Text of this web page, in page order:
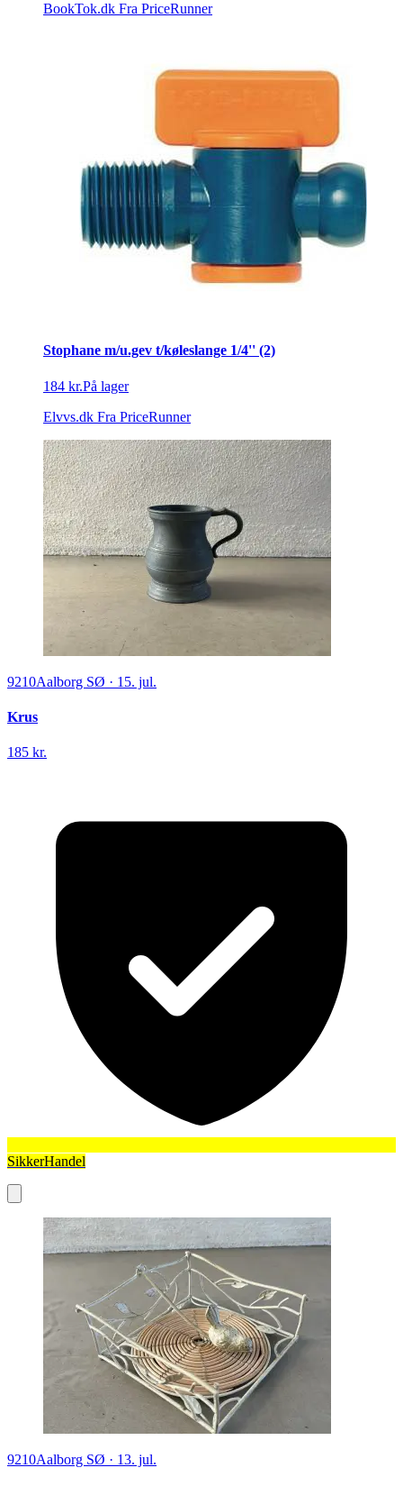
BookTok.dk Fra PriceRunner
Stophane m/u.gev t/køleslange 1/4'' (2)
184 kr.På lager
Elvvs.dk Fra PriceRunner
9210Aalborg SØ · 15. jul.
Krus
185 kr.
SikkerHandel
9210Aalborg SØ · 13. jul.